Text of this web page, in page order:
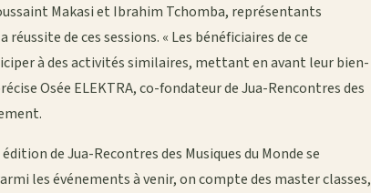
Makasi et Ibrahim Tchomba, représentants
de ces sessions. « Les bénéficiaires de ce
à des activités similaires, mettant en avant leur bien-
Osée ELEKTRA, co-fondateur de Jua-Rencontres des
de Jua-Recontres des Musiques du Monde se
les événements à venir, on compte des master classes,